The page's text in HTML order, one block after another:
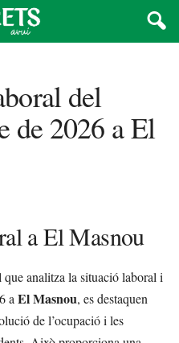
del
de 2026 a El
a El Masnou
analitza la situació laboral i
a El Masnou, es destaquen
de l’ocupació i les